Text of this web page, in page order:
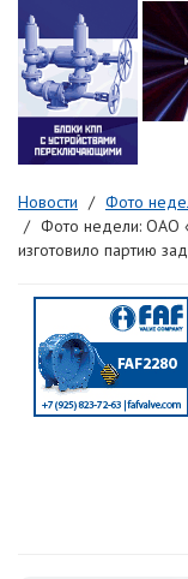
Новости
Фото
Фото недели: ОАО
изготовило партию